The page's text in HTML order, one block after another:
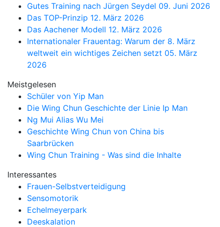
Gutes Training nach Jürgen Seydel 09. Juni 2026
Das TOP-Prinzip 12. März 2026
Das Aachener Modell 12. März 2026
Internationaler Frauentag: Warum der 8. März
weltweit ein wichtiges Zeichen setzt 05. März
2026
Meistgelesen
Schüler von Yip Man
Die Wing Chun Geschichte der Linie Ip Man
Ng Mui Alias Wu Mei
Geschichte Wing Chun von China bis
Saarbrücken
Wing Chun Training - Was sind die Inhalte
Interessantes
Frauen-Selbstverteidigung
Sensomotorik
Echelmeyerpark
Deeskalation